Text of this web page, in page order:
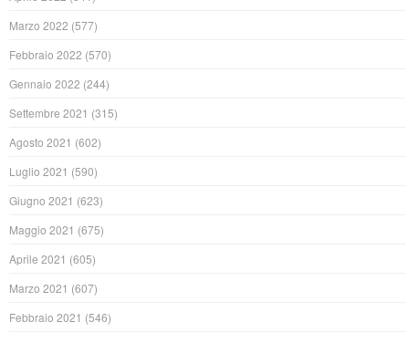
Marzo 2022 (577)
Febbraio 2022 (570)
Gennaio 2022 (244)
Settembre 2021 (315)
Agosto 2021 (602)
Luglio 2021 (590)
Giugno 2021 (623)
Maggio 2021 (675)
Aprile 2021 (605)
Marzo 2021 (607)
Febbraio 2021 (546)